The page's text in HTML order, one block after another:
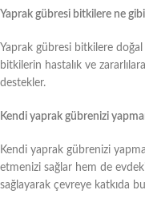
Yaprak gübresi bitkilere ne
Yaprak gübresi bitkilere
bitkilerin hastalık ve
destekler.
Kendi yaprak gübrenizi
Kendi yaprak gübrenizi
etmenizi sağlar hem de
sağlayarak çevreye katkıda